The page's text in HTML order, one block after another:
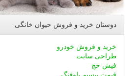
دوستان خرید و فروش حیوان خانگی
خرید و فروش خودرو
طراحی سایت
فیش حج